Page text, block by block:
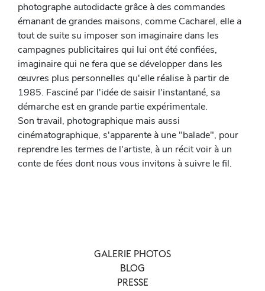
photographe autodidacte grâce à des commandes
émanant de grandes maisons, comme Cacharel, elle a
tout de suite su imposer son imaginaire dans les
campagnes publicitaires qui lui ont été confiées,
imaginaire qui ne fera que se développer dans les
œuvres plus personnelles qu'elle réalise à partir de
1985. Fasciné par l'idée de saisir l'instantané, sa
démarche est en grande partie expérimentale.
Son travail, photographique mais aussi
cinématographique, s'apparente à une "balade", pour
reprendre les termes de l'artiste, à un récit voir à un
conte de fées dont nous vous invitons à suivre le fil.
GALERIE PHOTOS
BLOG
PRESSE